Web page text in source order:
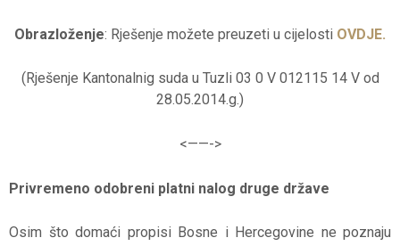
Obrazloženje: Rješenje možete preuzeti u cijelosti OVDJE.
(Rješenje Kantonalnig suda u Tuzli 03 0 V 012115 14 V od
28.05.2014.g.)
<——->
Privremeno odobreni platni nalog druge države
Osim što domaći propisi Bosne i Hercegovine ne poznaju